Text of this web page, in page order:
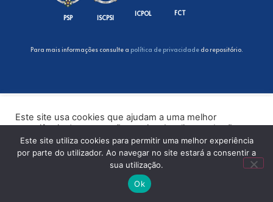
PSP ISCPSI
ICPOL FCT
Para mais informações consulte a política de privacidadedo repositório.
Este site usa cookies que ajudam a uma melhor
experiência de navegação no site. Ao clicar no botão
“Aceitar” ou continuar a visualizar o nosso site, você
concorda com o uso de cookies no nosso site.
Este site utiliza cookies para permitir uma melhor experiência
por parte do utilizador. Ao navegar no site estará a consentir a
sua utilização.
Ok